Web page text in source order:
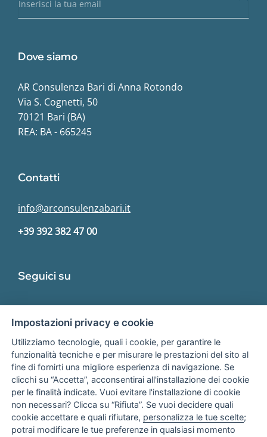
Dove siamo
AR Consulenza Bari di Anna Rotondo
Via S. Cognetti, 50
70121 Bari (BA)
REA: BA - 665245
Contatti
+39 392 382 47 00
info@arconsulenzabari.it
Seguici su
Associato
Impostazioni privacy e cookie
Utilizziamo tecnologie, quali i cookie, per garantire le
funzionalità tecniche e per misurare le prestazioni del sito al
fine di fornirti una migliore esperienza di navigazione. Se
clicchi su “Accetta”, acconsentirai all'installazione dei cookie
per le finalità indicate. Vuoi evitare l'installazione di cookie
non necessari? Clicca su “Rifiuta”. Se vuoi decidere quali
cookie accettare e quali rifiutare, personalizza le tue scelte;
potrai modificare le tue preferenze in qualsiasi momento